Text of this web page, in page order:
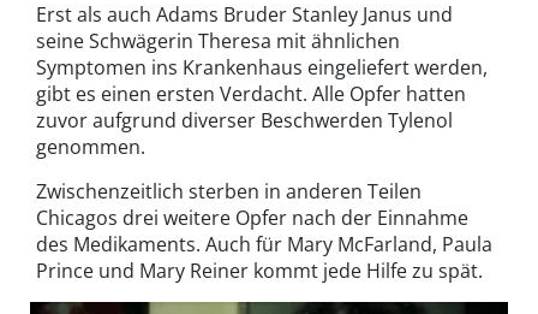
Erst als auch Adams Bruder Stanley Janus und
seine Schwägerin Theresa mit ähnlichen
Symptomen ins Krankenhaus eingeliefert werden,
gibt es einen ersten Verdacht. Alle Opfer hatten
zuvor aufgrund diverser Beschwerden Tylenol
genommen.
Zwischenzeitlich sterben in anderen Teilen
Chicagos drei weitere Opfer nach der Einnahme
des Medikaments. Auch für Mary McFarland, Paula
Prince und Mary Reiner kommt jede Hilfe zu spät.